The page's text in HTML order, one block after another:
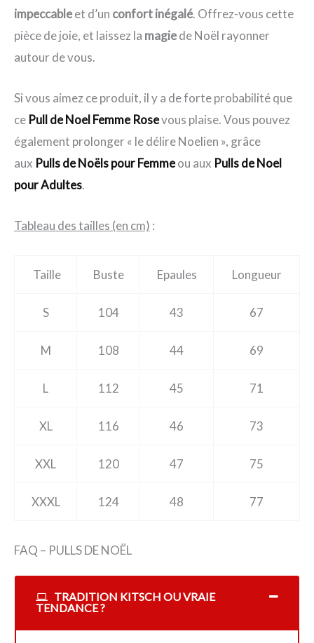
impeccableet d’un confort inégalé. Offrez-vous cette
pièce de joie, et laissez la magiede Noël rayonner
autour de vous.
Si vous aimez ce produit, il y a de forte probabilité que
ce Pull de Noel Femme Rosevous plaise. Vous pouvez
également prolonger « le délire Noelien », grâce
aux Pulls de Noëls pour Femmeou aux Pulls de Noel
pour Adultes.
Tableau des tailles (en cm) :
Taille Buste Epaules Longueur
S 104 43 67
M 108 44 69
L 112 45 71
XL 116 46 73
XXL 120 47 75
XXXL 124 48 77
FAQ – PULLS DE NOËL
TRADITION KITSCH OU VRAIE
TENDANCE ?